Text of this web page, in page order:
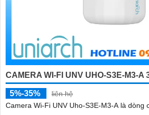
CAMERA WI-FI UNV UHO-S3E-M3-A
5%-35%
liên hệ
Camera Wi-Fi UNV Uho-S3E-M3-A là dòng